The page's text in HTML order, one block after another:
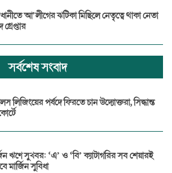
আ’লীগের ঝটিকা মিছিলে নেতৃত্বে থাকা নেতা
গ্রেপ্তার
সর্বশেষ সংবাদ
লিজিংয়ের পর্ষদে ফিরতে চান উদ্যোক্তরা, সিদ্ধান্ত
ঋণে সুখবর: ‘এ’ ও ‘বি’ ক্যাটাগরির সব শেয়ারই
মার্জিন সুবিধা